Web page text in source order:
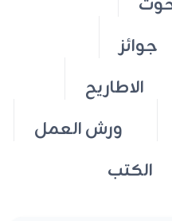
جوائز
الاطاريح
ورش العمل
الكتب